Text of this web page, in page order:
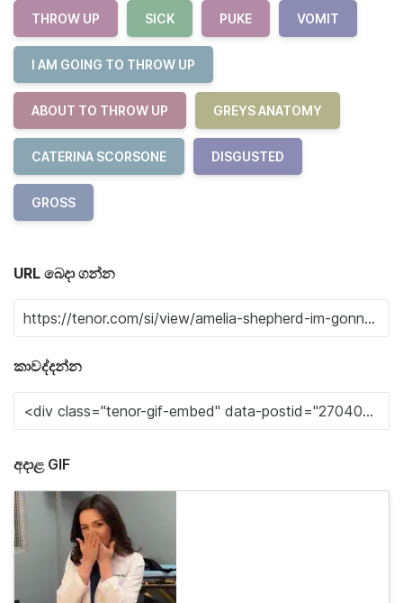
THROW UP SICK PUKE VOMIT
I AM GOING TO THROW UP
ABOUT TO THROW UP GREYS ANATOMY
CATERINA SCORSONE DISGUSTED
GROSS
URL බෙදා ගන්න
කාවද්දන්න
අදාළ GIF